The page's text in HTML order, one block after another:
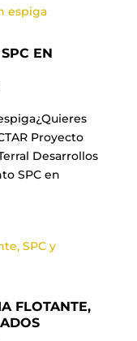
EN
Proyecto
Desarrollos
SPC en
FLOTANTE,